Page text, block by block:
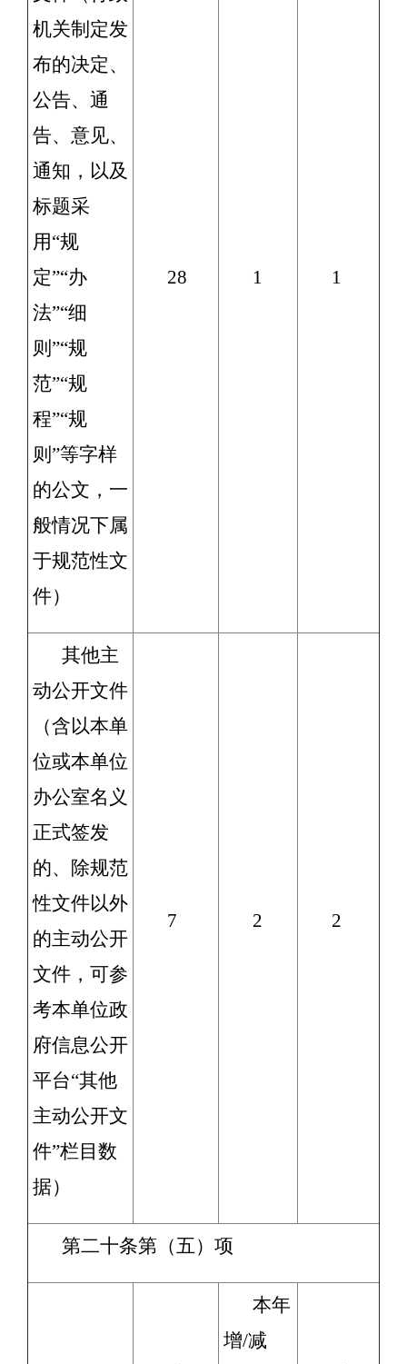
机关制定发
布的决定、
公告、通
告、意见、
通知，以及
标题采
用“规
定”“办
法”“细
则”“规
范”“规
程”“规
则”等字样
的公文，一
般情况下属
于规范性文
件）
28 1 1
其他主
动公开文件
（含以本单
位或本单位
办公室名义
正式签发
的、除规范
性文件以外
的主动公开
文件，可参
考本单位政
府信息公开
平台“其他
主动公开文
件”栏目数
据）
7 2 2
第二十条第（五）项
本年
增/减